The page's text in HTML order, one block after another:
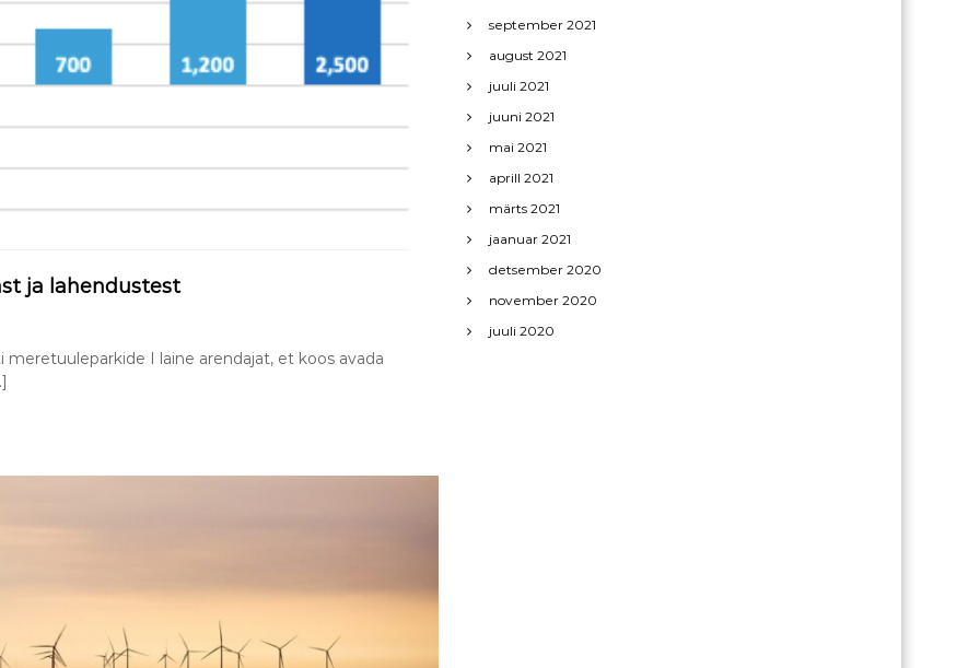
ja lahendustest
meretuuleparkide I laine arendajat, et koos avada
september 2021
august 2021
juuli 2021
juuni 2021
mai 2021
aprill 2021
märts 2021
jaanuar 2021
detsember 2020
november 2020
juuli 2020